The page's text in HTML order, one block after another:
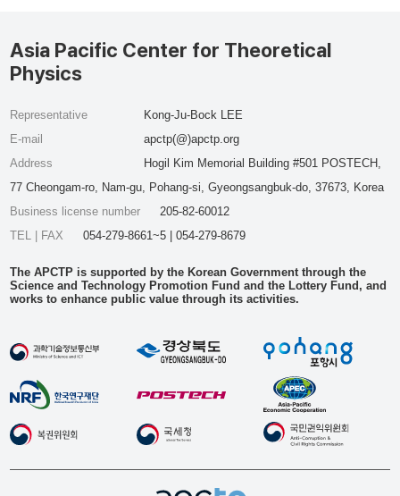
Asia Pacific Center for Theoretical
Physics
Representative
Kong-Ju-Bock LEE
E-mail
apctp(@)apctp.org
Address
Hogil Kim Memorial Building #501 POSTECH,
77 Cheongam-ro, Nam-gu, Pohang-si, Gyeongsangbuk-do, 37673, Korea
Business license number
205-82-60012
TEL | FAX
054-279-8661~5 | 054-279-8679
The APCTP is supported by the Korean Government through the
Science and Technology Promotion Fund and the Lottery Fund, and
works to enhance public value through its activities.